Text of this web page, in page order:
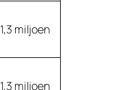
1,3 miljoen
1,3 miljoen